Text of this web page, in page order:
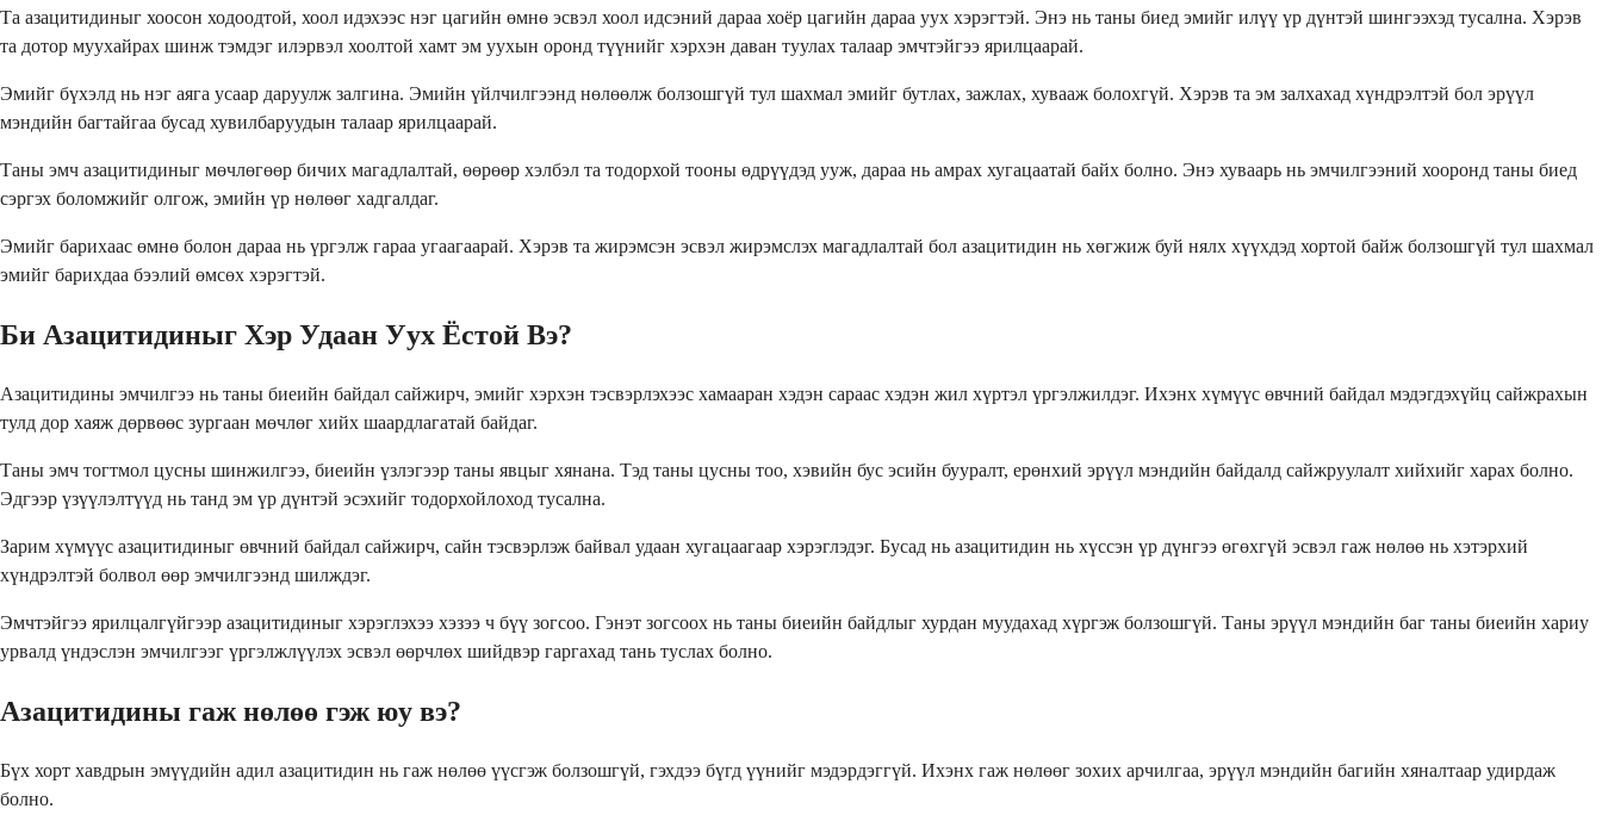
Та азацитидиныг хоосон ходоодтой, хоол идэхээс нэг цагийн өмнө эсвэл хоол идсэний дараа хоёр цагийн дараа уух хэрэгтэй. Энэ нь таны биед эмийг илүү үр дүнтэй шингээхэд тусална. Хэрэв
та дотор муухайрах шинж тэмдэг илэрвэл хоолтой хамт эм уухын оронд түүнийг хэрхэн даван туулах талаар эмчтэйгээ ярилцаарай.
Эмийг бүхэлд нь нэг аяга усаар даруулж залгина. Эмийн үйлчилгээнд нөлөөлж болзошгүй тул шахмал эмийг бутлах, зажлах, хувааж болохгүй. Хэрэв та эм залхахад хүндрэлтэй бол эрүүл
мэндийн багтайгаа бусад хувилбаруудын талаар ярилцаарай.
Таны эмч азацитидиныг мөчлөгөөр бичих магадлалтай, өөрөөр хэлбэл та тодорхой тооны өдрүүдэд ууж, дараа нь амрах хугацаатай байх болно. Энэ хуваарь нь эмчилгээний хооронд таны биед
сэргэх боломжийг олгож, эмийн үр нөлөөг хадгалдаг.
Эмийг барихаас өмнө болон дараа нь үргэлж гараа угаагаарай. Хэрэв та жирэмсэн эсвэл жирэмслэх магадлалтай бол азацитидин нь хөгжиж буй нялх хүүхдэд хортой байж болзошгүй тул шахмал
эмийг барихдаа бээлий өмсөх хэрэгтэй.
Би Азацитидиныг Хэр Удаан Уух Ёстой Вэ?
Азацитидины эмчилгээ нь таны биеийн байдал сайжирч, эмийг хэрхэн тэсвэрлэхээс хамааран хэдэн сараас хэдэн жил хүртэл үргэлжилдэг. Ихэнх хүмүүс өвчний байдал мэдэгдэхүйц сайжрахын
тулд дор хаяж дөрвөөс зургаан мөчлөг хийх шаардлагатай байдаг.
Таны эмч тогтмол цусны шинжилгээ, биеийн үзлэгээр таны явцыг хянана. Тэд таны цусны тоо, хэвийн бус эсийн бууралт, ерөнхий эрүүл мэндийн байдалд сайжруулалт хийхийг харах болно.
Эдгээр үзүүлэлтүүд нь танд эм үр дүнтэй эсэхийг тодорхойлоход тусална.
Зарим хүмүүс азацитидиныг өвчний байдал сайжирч, сайн тэсвэрлэж байвал удаан хугацаагаар хэрэглэдэг. Бусад нь азацитидин нь хүссэн үр дүнгээ өгөхгүй эсвэл гаж нөлөө нь хэтэрхий
хүндрэлтэй болвол өөр эмчилгээнд шилждэг.
Эмчтэйгээ ярилцалгүйгээр азацитидиныг хэрэглэхээ хэзээ ч бүү зогсоо. Гэнэт зогсоох нь таны биеийн байдлыг хурдан муудахад хүргэж болзошгүй. Таны эрүүл мэндийн баг таны биеийн хариу
урвалд үндэслэн эмчилгээг үргэлжлүүлэх эсвэл өөрчлөх шийдвэр гаргахад тань туслах болно.
Азацитидины гаж нөлөө гэж юу вэ?
Бүх хорт хавдрын эмүүдийн адил азацитидин нь гаж нөлөө үүсгэж болзошгүй, гэхдээ бүгд үүнийг мэдэрдэггүй. Ихэнх гаж нөлөөг зохих арчилгаа, эрүүл мэндийн багийн хяналтаар удирдаж
болно.